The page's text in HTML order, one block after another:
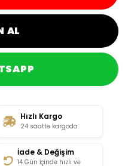
AL
Hızlı Kargo
24 saatte kargoda.
İade & Değişim
14 Gün İçinde hızlı ve